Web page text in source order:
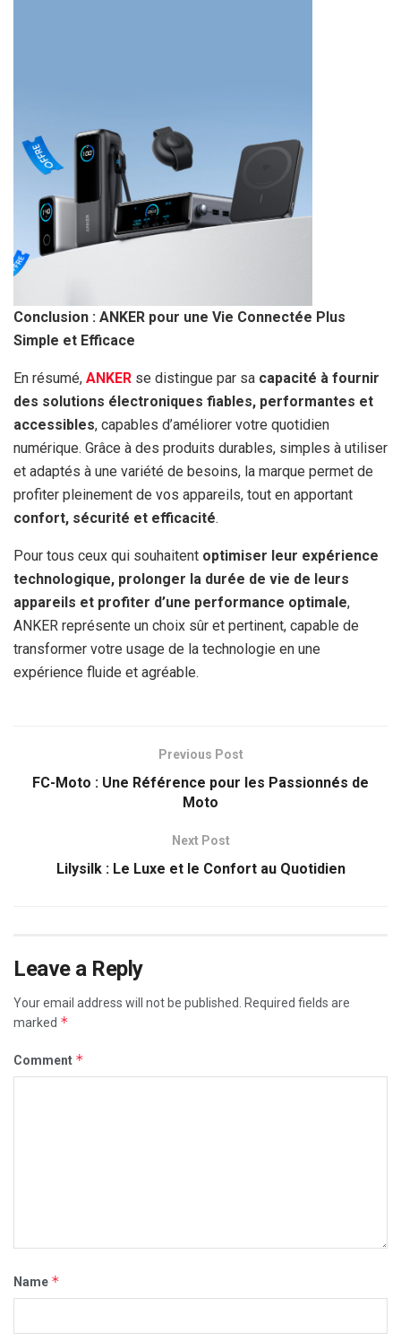
Conclusion : ANKER pour une Vie Connectée Plus
Simple et Efficace
En résumé, ANKER se distingue par sa capacité à fournir
des solutions électroniques fiables, performantes et
accessibles, capables d’améliorer votre quotidien
numérique. Grâce à des produits durables, simples à utiliser
et adaptés à une variété de besoins, la marque permet de
profiter pleinement de vos appareils, tout en apportant
confort, sécurité et efficacité.
Pour tous ceux qui souhaitent optimiser leur expérience
technologique, prolonger la durée de vie de leurs
appareils et profiter d’une performance optimale,
ANKER représente un choix sûr et pertinent, capable de
transformer votre usage de la technologie en une
expérience fluide et agréable.
Previous Post
FC-Moto : Une Référence pour les Passionnés de
Moto
Next Post
Lilysilk : Le Luxe et le Confort au Quotidien
Leave a Reply
Your email address will not be published.
Required fields are
marked *
Comment *
Name *